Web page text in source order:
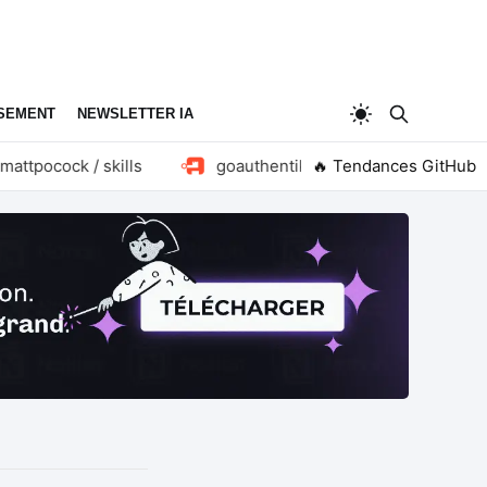
NEWSLETTER IA
/ skills goauthentik / authentik🔥 Tendances GitHub